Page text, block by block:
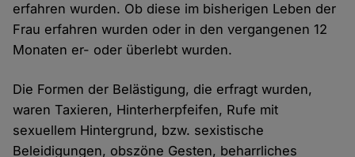
erfahren wurden. Ob diese im bisherigen Leben der
Frau erfahren wurden oder in den vergangenen 12
Monaten er- oder überlebt wurden.
Die Formen der Belästigung, die erfragt wurden,
waren Taxieren, Hinterherpfeifen, Rufe mit
sexuellem Hintergrund, bzw. sexistische
Beleidigungen, obszöne Gesten, beharrliches